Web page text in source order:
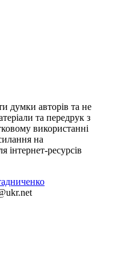
думки авторів та не
та передрук з
використанні
на
інтернет-ресурсів